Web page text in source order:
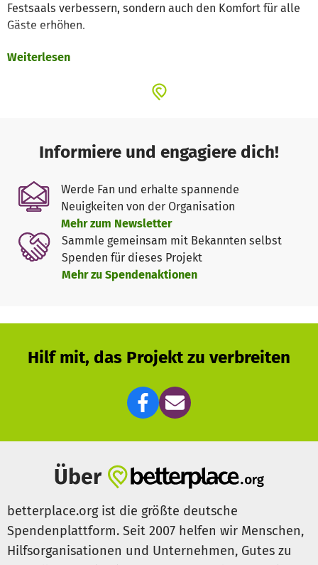
Festsaals verbessern, sondern auch den Komfort für alle
Gäste erhöhen.
Was haben Sie davon? Als Dankeschön für Ihre
Jubiläumsfeier ein, bei der die neuen Stühle erstmals zum
(sofern gewünscht).
Weiterlesen
Informiere und engagiere dich!
Werde Fan und erhalte spannende
Neuigkeiten von der Organisation
Mehr zum Newsletter
Sammle gemeinsam mit Bekannten selbst
Spenden für dieses Projekt
Mehr zu Spendenaktionen
Hilf mit, das Projekt zu verbreiten
Über
betterplace.org ist die größte deutsche
Spendenplattform. Seit 2007 helfen wir Menschen,
Hilfsorganisationen und Unternehmen, Gutes zu